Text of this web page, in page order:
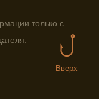
активность
только с
Вверх